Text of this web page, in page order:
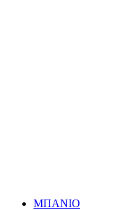
ΜΠΑΝΙΟ